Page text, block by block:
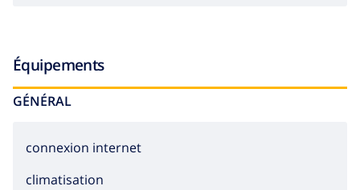
Équipements
GÉNÉRAL
connexion internet
climatisation